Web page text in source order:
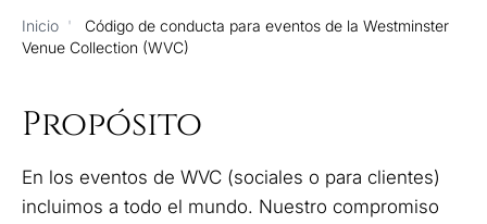
Inicio '
Código de conducta para eventos de la Westminster
Venue Collection (WVC)
Propósito
En los eventos de WVC (sociales o para clientes)
incluimos a todo el mundo. Nuestro compromiso